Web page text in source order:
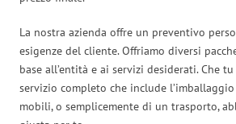
La nostra azienda offre un preventivo
esigenze del cliente. Offriamo diversi
base all’entità e ai servizi desiderati. Che
servizio completo che include
mobili, o semplicemente di un trasporto,